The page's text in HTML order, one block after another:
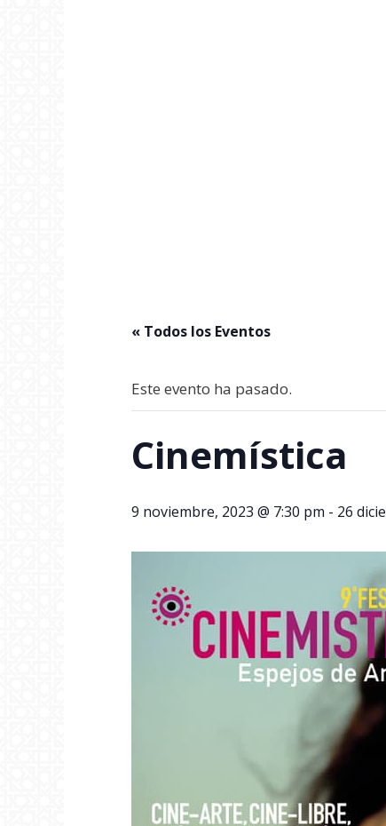
« Todos los Eventos
Este evento ha pasado.
Cinemística
9 noviembre, 2023 @ 7:30 pm - 26